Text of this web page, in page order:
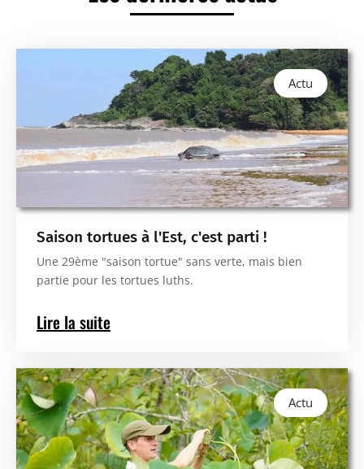
Actu
Saison tortues à l'Est, c'est parti !
Une 29ème "saison tortue" sans verte, mais bien
partie pour les tortues luths.
Lire la suite
Actu